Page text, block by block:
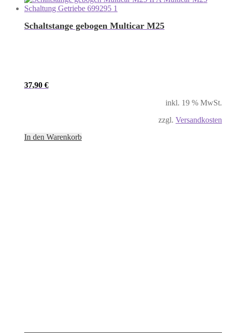
Schaltstange gebogen Multicar M25
37,90 €
inkl. 19 % MwSt.
zzgl. Versandkosten
In den Warenkorb